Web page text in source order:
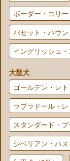
ボーダー・コリー
バセット・ハウン
イングリッシュ
大型犬
ゴールデン・レト
ラブラドール・レ
スタンダード・プ
シベリアン・ハス